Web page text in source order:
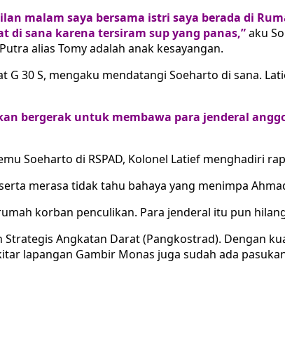
malam saya bersama istri saya berada di
di sana karena tersiram sup yang panas,”aku
alias Tomy adalah anak kesayangan.
30 S, mengaku mendatangi Soeharto di sana.
bergerak untuk membawa para jenderal
Soeharto di RSPAD, Kolonel Latief menghadiri
merasa tidak tahu bahaya yang menimpa
korban penculikan. Para jenderal itu pun
Angkatan Darat (Pangkostrad). Dengan
lapangan Gambir Monas juga sudah ada